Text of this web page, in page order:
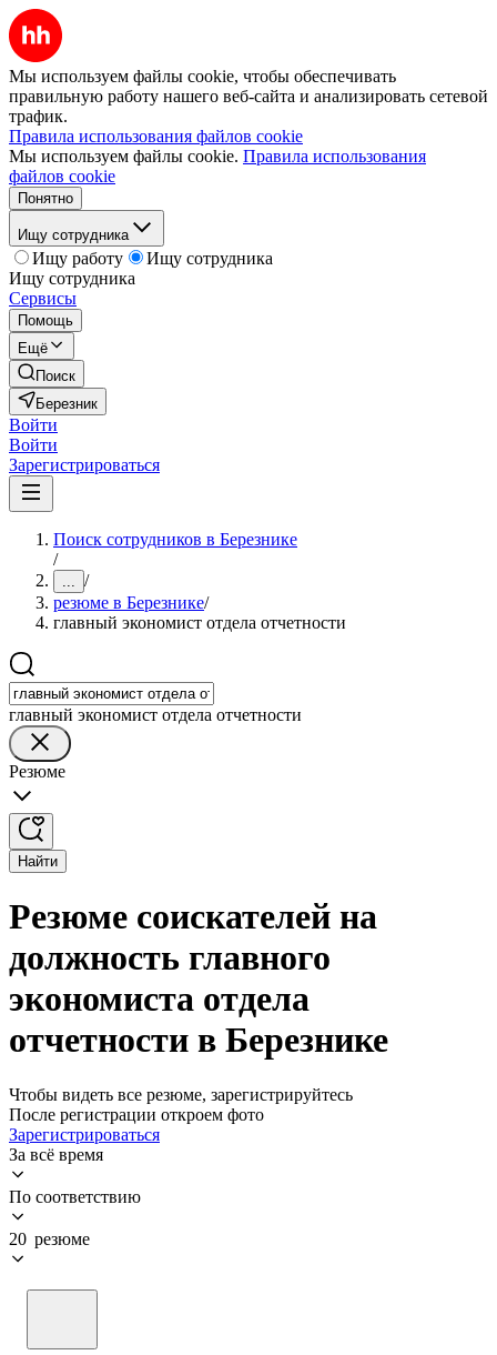
Мы используем файлы cookie, чтобы обеспечивать
правильную работу нашего веб-сайта и анализировать сетевой
трафик.
Правила использования файлов cookie
Мы используем файлы cookie. Правила использования
файлов cookie
Понятно
Ищу сотрудника
Ищу работу
Ищу сотрудника
Ищу сотрудника
Сервисы
Помощь
Ещё
Поиск
Березник
Войти
Войти
Зарегистрироваться
Поиск сотрудников в Березнике
/
... /
резюме в Березнике/
главный экономист отдела отчетности
главный экономист отдела отчетности
Резюме
Найти
Резюме соискателей на
должность главного
экономиста отдела
отчетности в Березнике
Чтобы видеть все резюме, зарегистрируйтесь
После регистрации откроем фото
Зарегистрироваться
За всё время
По соответствию
20 резюме